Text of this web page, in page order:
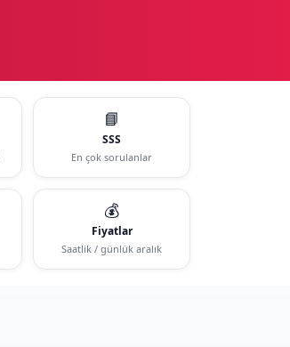
📘
SSS
En çok sorulanlar
💰
Fiyatlar
Saatlik / günlük aralık